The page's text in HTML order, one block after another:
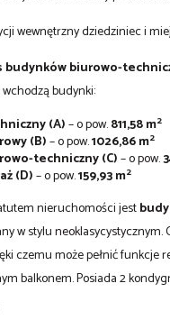
wewnętrzny dziedziniec i
budynków biurowo-
budynki:
(A)– o pow.811,58 m2
(B)– o pow.1026,86 m2
techniczny (C)– o pow.
(D)– o pow.159,93 m2
nieruchomości jest
w stylu
czemu może pełnić funkcje
balkonem. Posiada 2